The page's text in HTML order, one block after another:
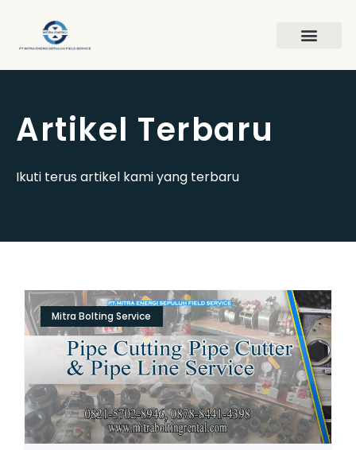
Artikel Terbaru
Ikuti terus artikel kami yang terbaru
Mitra Bolting Service